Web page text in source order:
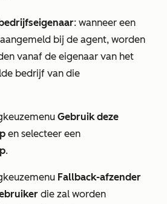
: wanneer een
bij de agent, worden
vanaf de eigenaar van het
bedrijf van die
Gebruik deze
en selecteer een
.
Fallback-afzender
die zal worden